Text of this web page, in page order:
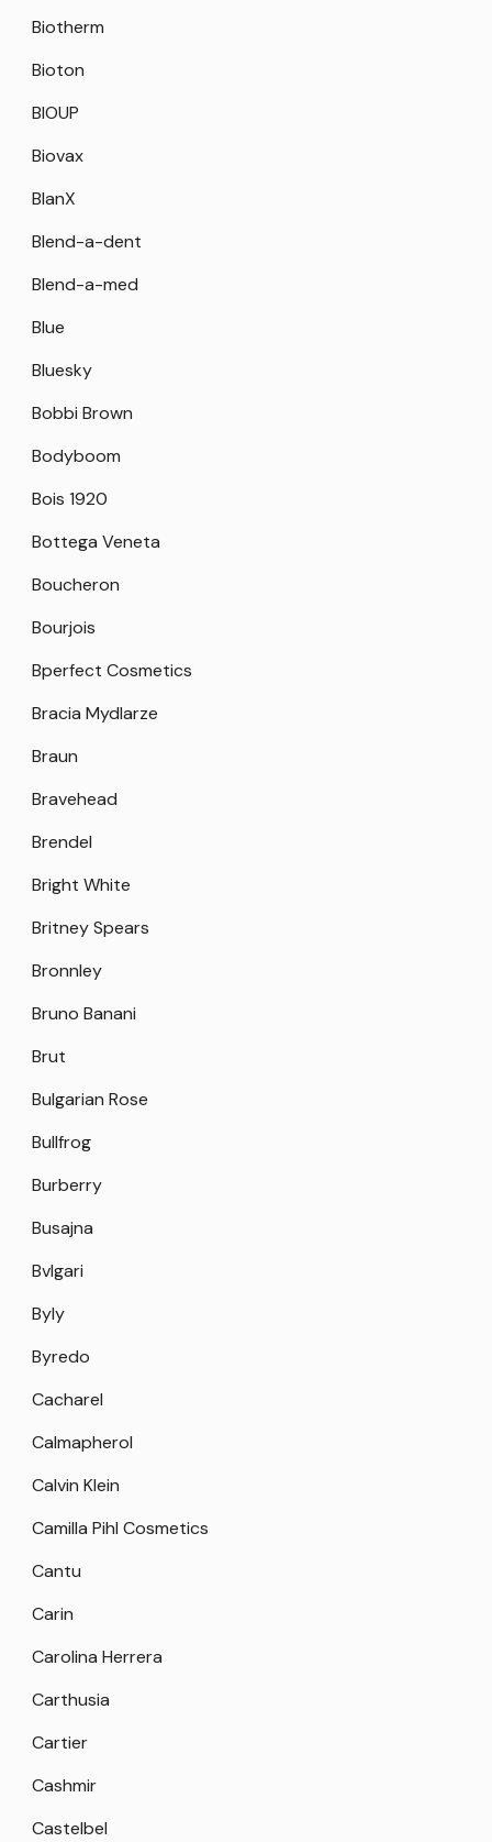
Biotherm
Bioton
BIOUP
Biovax
BlanX
Blend-a-dent
Blend-a-med
Blue
Bluesky
Bobbi Brown
Bodyboom
Bois 1920
Bottega Veneta
Boucheron
Bourjois
Bperfect Cosmetics
Bracia Mydlarze
Braun
Bravehead
Brendel
Bright White
Britney Spears
Bronnley
Bruno Banani
Brut
Bulgarian Rose
Bullfrog
Burberry
Busajna
Bvlgari
Byly
Byredo
Cacharel
Calmapherol
Calvin Klein
Camilla Pihl Cosmetics
Cantu
Carin
Carolina Herrera
Carthusia
Cartier
Cashmir
Castelbel